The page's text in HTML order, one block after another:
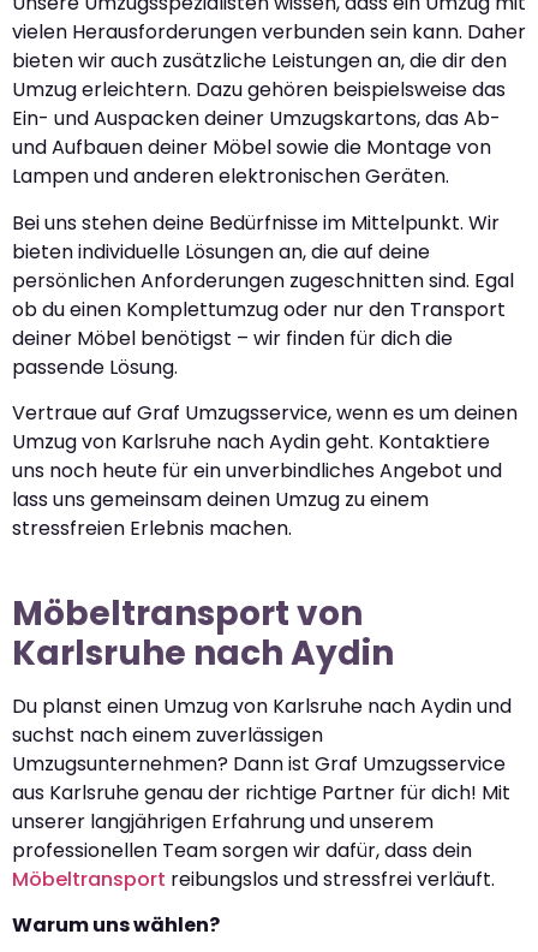
vielen Herausforderungen verbunden sein kann. Daher
bieten wir auch zusätzliche Leistungen an, die dir den
Umzug erleichtern. Dazu gehören beispielsweise das
Ein- und Auspacken deiner Umzugskartons, das Ab-
und Aufbauen deiner Möbel sowie die Montage von
Lampen und anderen elektronischen Geräten.
Bei uns stehen deine Bedürfnisse im Mittelpunkt. Wir
bieten individuelle Lösungen an, die auf deine
persönlichen Anforderungen zugeschnitten sind. Egal
ob du einen Komplettumzug oder nur den Transport
deiner Möbel benötigst – wir finden für dich die
passende Lösung.
Vertraue auf Graf Umzugsservice, wenn es um deinen
Umzug von Karlsruhe nach Aydin geht. Kontaktiere
uns noch heute für ein unverbindliches Angebot und
lass uns gemeinsam deinen Umzug zu einem
stressfreien Erlebnis machen.
Möbeltransport von
Karlsruhe nach Aydin
Du planst einen Umzug von Karlsruhe nach Aydin und
suchst nach einem zuverlässigen
Umzugsunternehmen? Dann ist Graf Umzugsservice
aus Karlsruhe genau der richtige Partner für dich! Mit
unserer langjährigen Erfahrung und unserem
professionellen Team sorgen wir dafür, dass dein
Möbeltransport reibungslos und stressfrei verläuft.
Warum uns wählen?